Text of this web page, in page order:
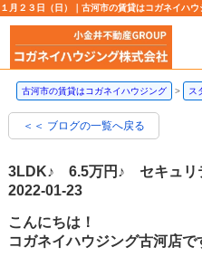
１月２３日（日）｜古河市の賃貸はコガネイハ
古河市の賃貸はコガネイハウジング ス
＜＜ ブログの一覧へ戻る
3LDK♪ 6.5万円♪ セキュリ
2022-01-23
こんにちは！
コガネイハウジング古河店で